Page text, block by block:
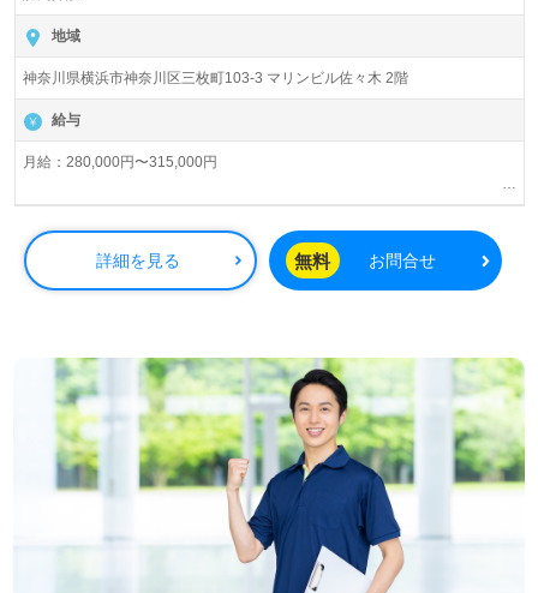
『ケアリッツ片倉町』株式会社ケアリッツ・アンド・パー
トナーズCareritz & Partners, Inc.（本社：東京都新宿区）
様の運営です。正社員2,600人以上。宮城県、東京都、神
奈川県、千葉県、埼玉県、愛知県、山梨県、大阪府を中心
に訪問介護、通所介護、短期入所生活介護、居宅介護支
援、パートナーズサービス、レジデンシャル、トラベル事
注目の企業様です。
◎ご利用者様の笑顔がやりがいに！『ケアリッツ品質』で
プロフェッショナル訪問介護を実現される事業所様！◎
（介護業務、買い物や掃除、洗濯等の日常生活サポート）
をお願いします。それぞれの成長に沿った研修制度も充
実！完全週休2日制の働きやすい勤務形態、多彩な資格支
援制度、働く人を大切にするカルチャーも嬉しいポイン
ト！『訪問介護でご利用者様お一人おひとりに寄り添いた
い』『日勤正社員で働きたい、メリハリをつけて働きた
い』『施設形態や環境を変えて仕事をしたい』等の方も大
歓迎です！サービス展開エリアは神奈川区。募集詳細等、
担当コンサルタントよりご案内します。お問い合わせも遠
地域
神奈川県横浜市神奈川区三枚町103-3 マリンビル佐々木 2階
給与
月給：280,000円〜315,000円
土日出勤手当（月最大6,000円）別途支給
資格手当：（介護福祉士）15,000円
超過勤務手当
給与改定：年1回（4月）
賞与：年2回（4月、10月）
詳細を見る 無料 お問合せ